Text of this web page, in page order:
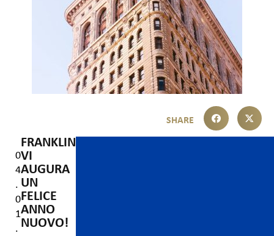
0
4
.
0
1
.
FRANKLIN
VI
AUGURA
UN
FELICE
ANNO
NUOVO!